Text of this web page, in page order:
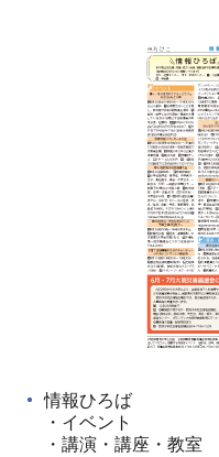
情報ひろば
・イベント
・講演・講座・教室